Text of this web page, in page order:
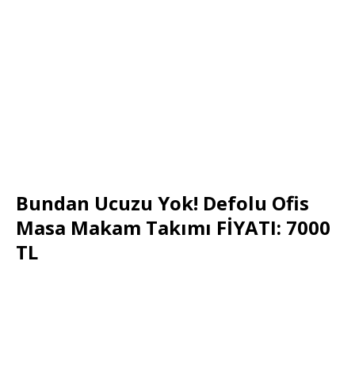
Bundan Ucuzu Yok! Defolu Ofis
Masa Makam Takımı FİYATI: 7000
TL